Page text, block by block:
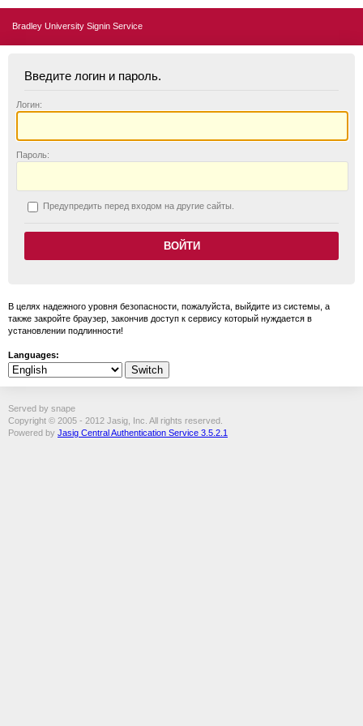
Bradley University Signin Service
Введите логин и пароль.
Логин:
Пароль:
Предупредить перед входом на другие сайты.
В целях надежного уровня безопасности, пожалуйста, выйдите из системы, а
также закройте браузер, закончив доступ к сервису который нуждается в
установлении подлинности!
Languages:
Served by snape
Copyright © 2005 - 2012 Jasig, Inc. All rights reserved.
Powered by Jasig Central Authentication Service 3.5.2.1